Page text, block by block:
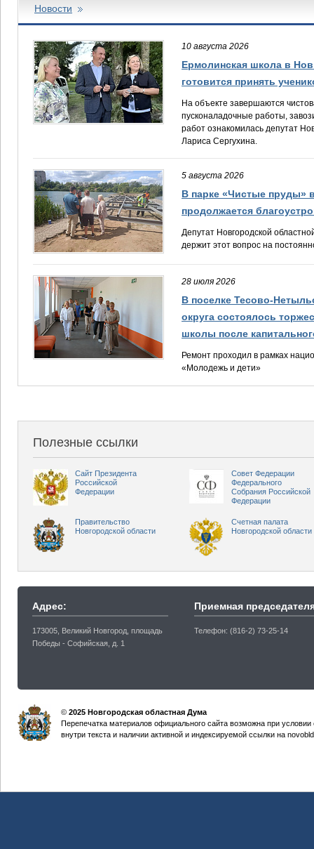
- памятной медалью «Великий Новгород – Город воинской славы»,
Присвоено звание Почетный работник агропромышленного комплекса
Новости
10 августа 2026
Ермолинская школа в
готовится принять
На объекте завершаются
пусконаладочные работы,
работ ознакомилась депутат
Лариса Сергухина.
5 августа 2026
В парке «Чистые пруды»
продолжается
Депутат Новгородской
держит этот вопрос на
28 июля 2026
В поселке Тесово-
округа состоялось
школы после
Ремонт проходил в рамках
«Молодежь и дети»
Полезные ссылки
Сайт Президента
Российской
Федерации
Совет Федерации
Федерального
Собрания Российской
Федерации
Правительство
Новгородской области
Счетная палата
Новгородской области
Адрес:
173005, Великий Новгород, площадь
Победы - Софийская, д. 1
Приемная
Телефон: (816-2) 73-25-14
© 2025 Новгородская областная Дума
Перепечатка материалов официального сайта возможна при
внутри текста и наличии активной и индексируемой ссылки на